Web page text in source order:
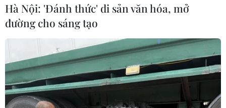
Hà Nội: 'Đánh thức' di sản văn hóa, mở
đường cho sáng tạo